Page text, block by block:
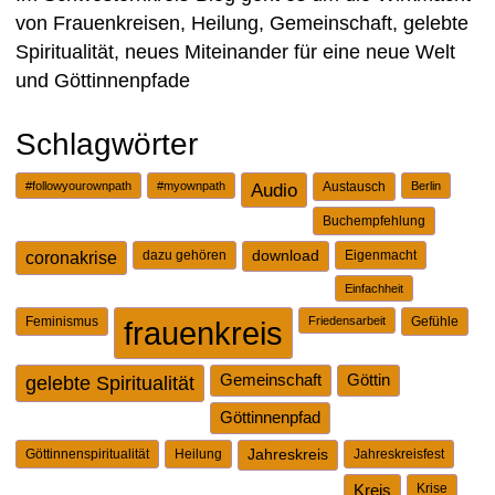
von Frauenkreisen, Heilung, Gemeinschaft, gelebte
Spiritualität, neues Miteinander für eine neue Welt
und Göttinnenpfade
Schlagwörter
#followyourownpath #myownpath Audio Austausch Berlin
Buchempfehlung
coronakrise dazu gehören download Eigenmacht
Einfachheit
Feminismus frauenkreis Friedensarbeit Gefühle
gelebte Spiritualität Gemeinschaft Göttin
Göttinnenpfad
Göttinnenspiritualität Heilung Jahreskreis Jahreskreisfest
Kreis Krise